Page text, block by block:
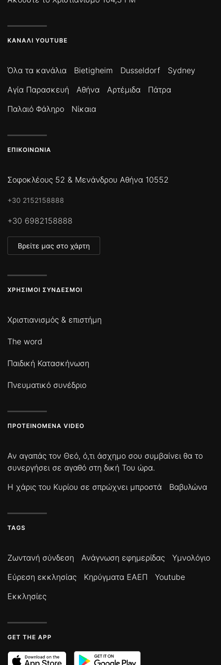
ΚΑΝΆΛΙ YOUTUBE
Όλα τα κανάλια Bietigheim Dusseldorf
Sydney
Αγία Παρασκευή
Αθήνα Αρτέμιδα
Πάτρα
Παλαιό Φάληρο
Νίκαια
ΕΠΙΚΟΙΝΩΝΊΑ
Σοφοκλέους 52 & Μενάνδρου Αθήνα 10552
+30 2152158888
+30 6982158888
Βρείτε μας στο χάρτη
ΧΡΉΣΙΜΟΙ ΣΎΝΔΕΣΜΟΙ
Χριστιανισμός & επιστήμη
The word
Παιδική Κατασκήνωση
Πνευματικό συνέδριο
ΠΡΟΤΕΙΝΌΜΕΝΑ VIDEO
Αν αγαπάς τον Θεό, ό,τι άσχημο σου συμβαίνει θα το
συνεργήσει σε αγαθό στη δική Του ώρα.
Η χάρις του Κυρίου σε σπρώχνει μπροστά
Βαβυλώνα
TAGS
Ζωντανή σύνδεση Ανάγνωση εφημερίδας
Υμνολόγιο
Εύρεση εκκλησίας
Κηρύγματα ΕΑΕΠ
Youtube
Εκκλησίες
GET THE APP